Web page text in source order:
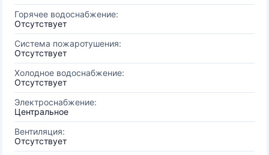
Горячее водоснабжение:
Отсутствует
Система пожаротушения:
Отсутствует
Холодное водоснабжение:
Отсутствует
Электроснабжение:
Центральное
Вентиляция:
Отсутствует